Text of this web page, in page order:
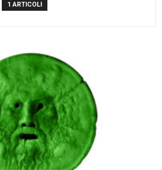
1 ARTICOLI